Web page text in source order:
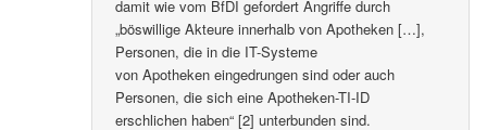
damit wie vom BfDI gefordert Angriffe durch
„böswillige Akteure innerhalb von Apotheken […],
Personen, die in die IT-Systeme
von Apotheken eingedrungen sind oder auch
Personen, die sich eine Apotheken-TI-ID
erschlichen haben“ [2] unterbunden sind.